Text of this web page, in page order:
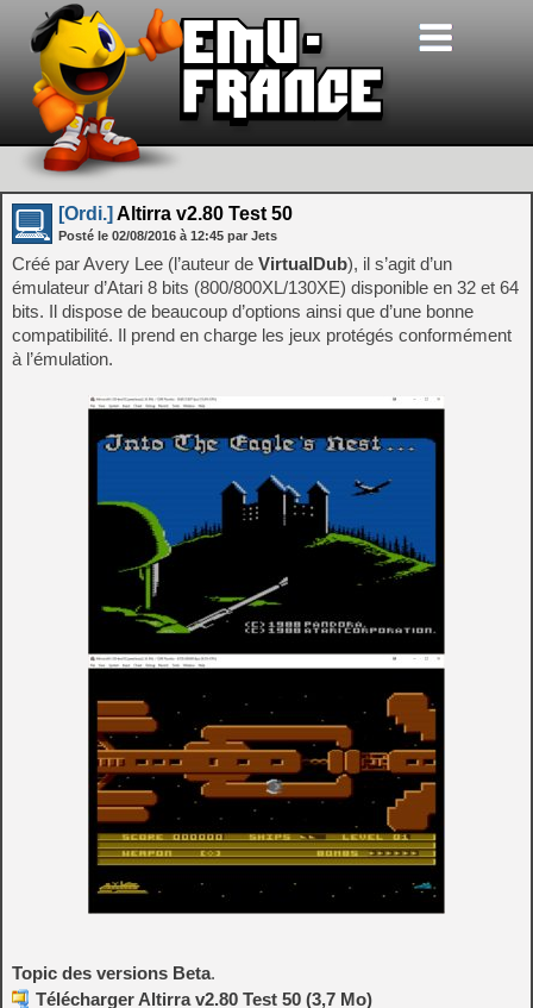
[Ordi.] Altirra v2.80 Test 50
Posté le 02/08/2016 à 12:45 par Jets
Créé par Avery Lee (l’auteur de VirtualDub), il s’agit d’un
émulateur d’Atari 8 bits (800/800XL/130XE) disponible en 32 et 64
bits. Il dispose de beaucoup d’options ainsi que d’une bonne
compatibilité. Il prend en charge les jeux protégés conformément
à l’émulation.
Topic des versions Beta.
Télécharger Altirra v2.80 Test 50 (3,7 Mo)